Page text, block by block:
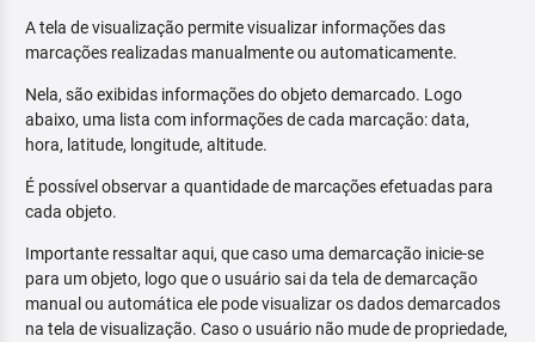
A tela de visualização permite visualizar informações das
marcações realizadas manualmente ou automaticamente.
Nela, são exibidas informações do objeto demarcado. Logo
abaixo, uma lista com informações de cada marcação: data,
hora, latitude, longitude, altitude.
É possível observar a quantidade de marcações efetuadas para
cada objeto.
Importante ressaltar aqui, que caso uma demarcação inicie-se
para um objeto, logo que o usuário sai da tela de demarcação
manual ou automática ele pode visualizar os dados demarcados
na tela de visualização. Caso o usuário não mude de propriedade,